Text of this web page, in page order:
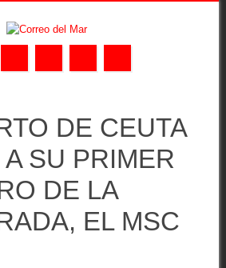
DE CEUTA
SU PRIMER
DE LA
EL MSC